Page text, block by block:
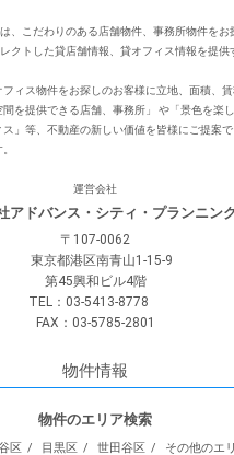
、こだわりのある店舗物件、事務所物件をお
クトした貸店舗情報、貸オフィス情報を提供
ィス物件をお探しのお客様に⽴地、⾯積、賃
間を提供できる店舗、事務所」 や「景⾊を楽
」等、不動産の新しい価値を皆様にご提案
運営会社
アドバンス・シティ・プランニン
〒107-0062
東京都港区南青山1-15-9
第45興和ビル4階
TEL：03-5413-8778
FAX：03-5785-2801
物件情報
物件のエリア検索
区 目黒区 世田谷区 その他のエ